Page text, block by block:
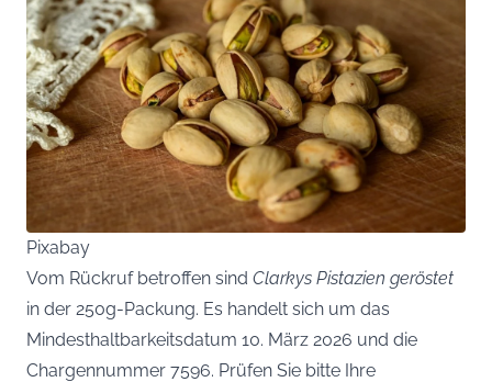
Pixabay
Vom Rückruf betroffen sind Clarkys Pistazien geröstet
in der 250g-Packung. Es handelt sich um das
Mindesthaltbarkeitsdatum 10. März 2026 und die
Chargennummer 7596. Prüfen Sie bitte Ihre